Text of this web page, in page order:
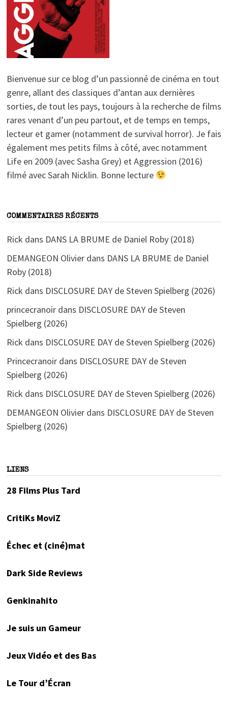
Bienvenue sur ce blog d’un passionné de cinéma en tout
genre, allant des classiques d’antan aux dernières
sorties, de tout les pays, toujours à la recherche de films
rares venant d’un peu partout, et de temps en temps,
lecteur et gamer (notamment de survival horror). Je fais
également mes petits films à côté, avec notamment
Life en 2009 (avec Sasha Grey) et Aggression (2016)
filmé avec Sarah Nicklin. Bonne lecture
COMMENTAIRES RÉCENTS
Rick dans DANS LA BRUME de Daniel Roby (2018)
DEMANGEON Olivierdans DANS LA BRUME de Daniel
Roby (2018)
Rick dans DISCLOSURE DAY de Steven Spielberg (2026)
princecranoirdans DISCLOSURE DAY de Steven
Spielberg (2026)
Rick dans DISCLOSURE DAY de Steven Spielberg (2026)
Princecranoirdans DISCLOSURE DAY de Steven
Spielberg (2026)
Rick dans DISCLOSURE DAY de Steven Spielberg (2026)
DEMANGEON Olivierdans DISCLOSURE DAY de Steven
Spielberg (2026)
LIENS
28 Films Plus Tard
CritiKs MoviZ
Échec et (ciné)mat
Dark Side Reviews
Genkinahito
Je suis un Gameur
Jeux Vidéo et des Bas
Le Tour d’Écran